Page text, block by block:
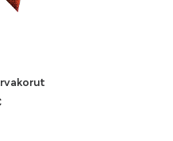
Hintaluokka: